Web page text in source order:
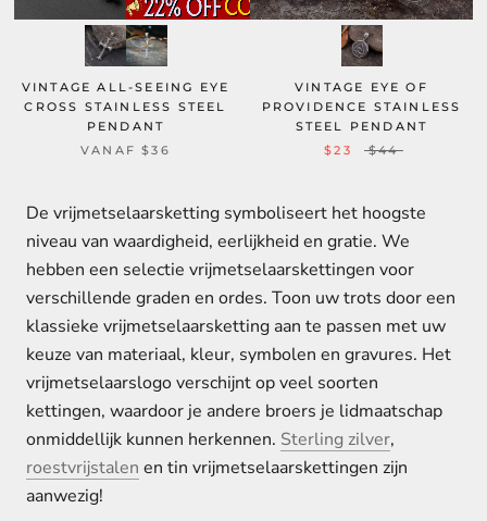
VINTAGE ALL-SEEING EYE
CROSS STAINLESS STEEL
PENDANT
VANAF$36
VINTAGE EYE OF
PROVIDENCE STAINLESS
STEEL PENDANT
$23
$44
De vrijmetselaarsketting symboliseert het hoogste
niveau van waardigheid, eerlijkheid en gratie. We
hebben een selectie vrijmetselaarskettingen voor
verschillende graden en ordes. Toon uw trots door een
klassieke vrijmetselaarsketting aan te passen met uw
keuze van materiaal, kleur, symbolen en gravures. Het
vrijmetselaarslogo verschijnt op veel soorten
kettingen, waardoor je andere broers je lidmaatschap
onmiddellijk kunnen herkennen. Sterling zilver,
roestvrijstalen en tin vrijmetselaarskettingen zijn
aanwezig!